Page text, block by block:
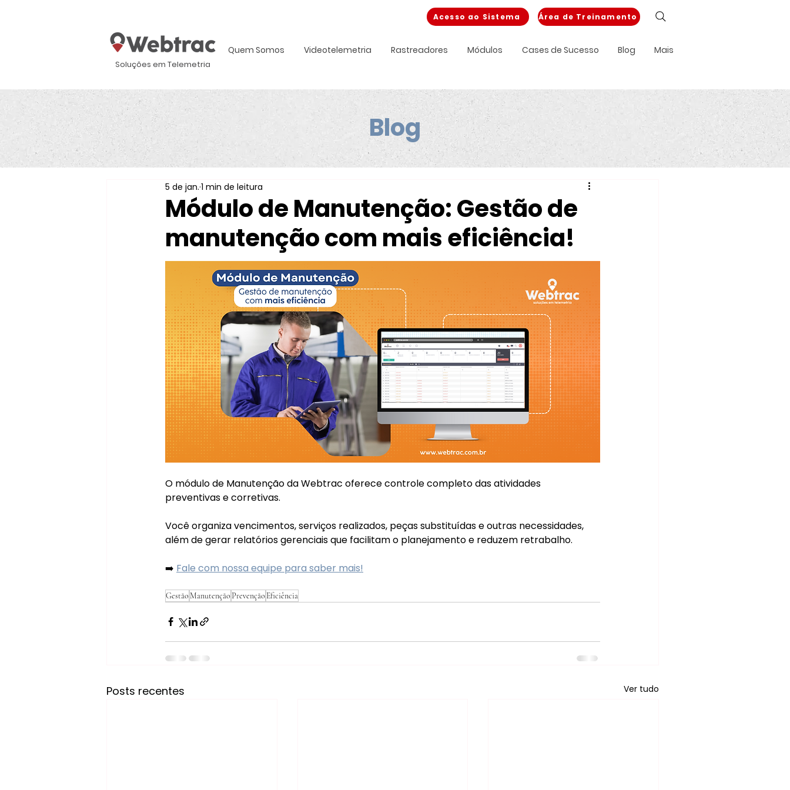
Soluções em Telemetria
Acesso ao Sistema Área de Treinamento
Quem Somos Videotelemetria Rastreadores Módulos Cases de Sucesso Blog Mais
Blog
Módulo de Manutenção: Gestão de
manutenção com mais eficiência!
5 de jan. 1 min de leitura
O módulo de Manutenção da Webtrac oferece controle completo das atividades
preventivas e corretivas.
Você organiza vencimentos, serviços realizados, peças substituídas e outras necessidades,
além de gerar relatórios gerenciais que facilitam o planejamento e reduzem retrabalho.
➡️ Fale com nossa equipe para saber mais!
GestãoManutençãoPrevençãoEficiência
Posts recentes Ver tudo